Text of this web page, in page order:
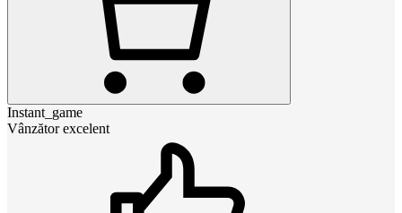
Instant_game
Vânzător excelent